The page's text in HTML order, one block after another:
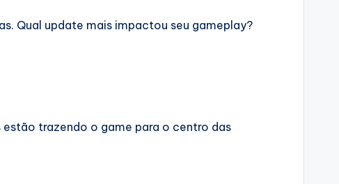
Qual update mais impactou seu gameplay?
trazendo o game para o centro das